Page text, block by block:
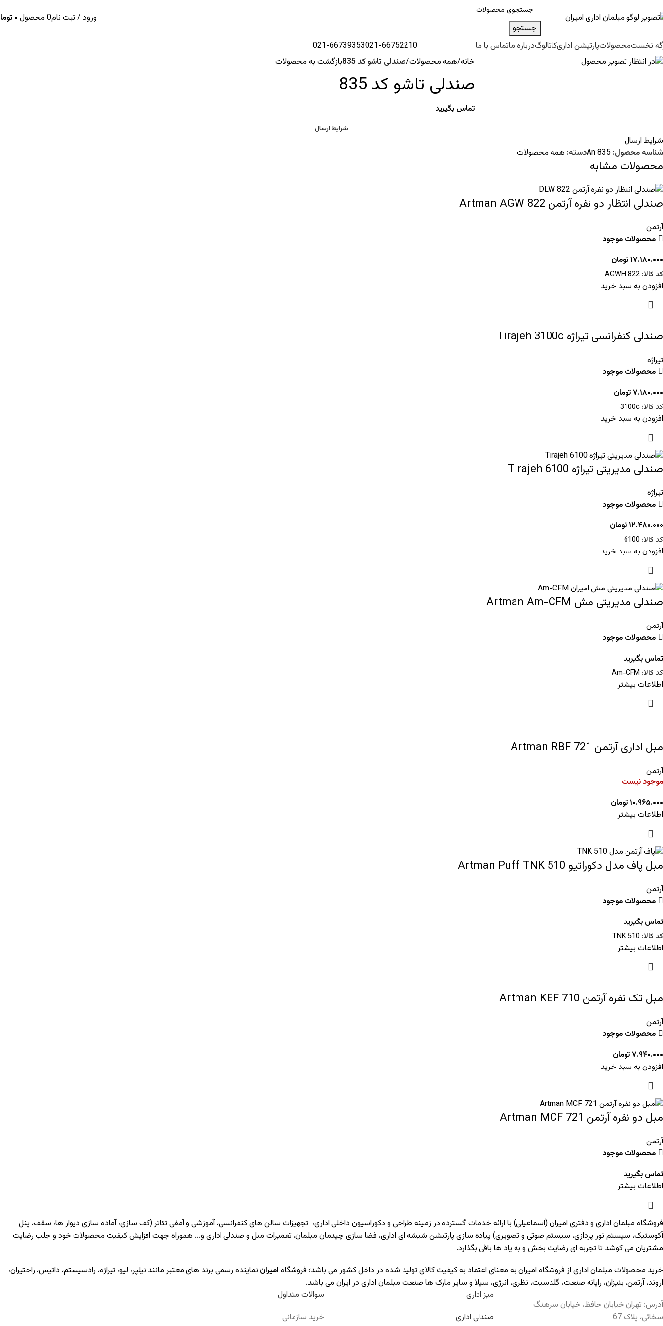
جستجو
ورود / ثبت نام0 محصول ۰
نخستمحصولاتپارتیشن اداریکاتالوگدرباره ماتماس با ما 021-66752210
021-66739353
خانه همه محصولات صندلی تاشو کد 835 بازگشت به محصولات
صندلی تاشو کد 835
تماس بگیرید
شرایط ارسال
شرایط ارسال
شناسه محصول: An 835دسته: همه محصولات
محصولات مشابه
صندلی انتظار دو نفره آرتمن Artman AGW 822
آرتمن
محصولات موجود
۱۷.۱۸۰.۰۰۰تومان
کد کالا: AGWH 822
افزودن به سبد خرید
صندلی کنفرانسی تیراژه Tirajeh 3100c
تیراژه
محصولات موجود
۷.۱۸۰.۰۰۰تومان
کد کالا: 3100c
افزودن به سبد خرید
صندلی مدیریتی تیراژه Tirajeh 6100
تیراژه
محصولات موجود
۱۲.۴۸۰.۰۰۰تومان
کد کالا: 6100
افزودن به سبد خرید
صندلی مدیریتی مش Artman Am-CFM
آرتمن
محصولات موجود
تماس بگیرید
کد کالا: Am-CFM
اطلاعات بیشتر
مبل اداری آرتمن Artman RBF 721
آرتمن
موجود نیست
۱۰.۹۶۵.۰۰۰تومان
اطلاعات بیشتر
مبل پاف مدل دکوراتیو Artman Puff TNK 510
آرتمن
محصولات موجود
تماس بگیرید
کد کالا: TNK 510
اطلاعات بیشتر
مبل تک نفره آرتمن Artman KEF 710
آرتمن
محصولات موجود
۷.۹۴۰.۰۰۰تومان
افزودن به سبد خرید
مبل دو نفره آرتمن Artman MCF 721
آرتمن
محصولات موجود
تماس بگیرید
اطلاعات بیشتر
فروشگاه مبلمان اداری و دفتری امیران (اسماعیلی) با ارائه خدمات گسترده در زمینه طراحی و دکوراسیون داخلی اداری‌، تجهیزات سالن های کنفرانسی، آموزشی و آمفی تئاتر (کف سازی، آماده سازی دیوار ها، سقف، پنل
آکوستیک، سیستم نور پردازی، سیستم صوتی و تصویری) پیاده سازی پارتیشن شیشه ای اداری، فضا سازی چیدمان مبلمان، تعمیرات مبل و صندلی اداری و... هموراه جهت افزایش کیفیت محصولات خود و جلب رضایت
مشتریان می کوشد تا تجربه ای رضایت بخش و به یاد ها باقی بگذارد.
خرید محصولات مبلمان اداری از فروشگاه امیران به معنای اعتماد به کیفیت کالای تولید شده در داخل کشور می باشد؛ فروشگاه امیران نماینده رسمی برند های معتبر مانند نیلپر، لیو، تیراژه، رادسیستم، داتیس، راحتیران،
اروند،آرتمن، بنیزان، رایانه صنعت، گلدسیت، نظری، انرژی، سیلا و سایر مارک ها صنعت مبلمان اداری در ایران می باشد.
آدرس: تهران خیابان حافظ، خیابان سرهنگ
سخائی، پلاک 67
میز اداری
صندلی اداری
سوالات متداول
خرید سازمانی